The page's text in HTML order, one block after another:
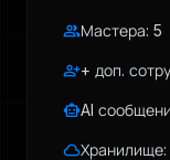
groupМастера: 5
person_add+ доп.
smart_toyAI
cloud